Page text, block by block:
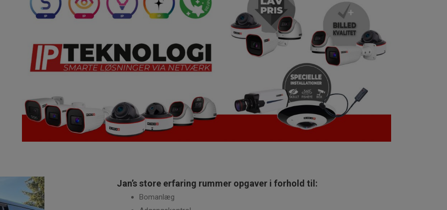
Jan’s store erfaring rummer opgaver i forhold til:
Bomanlæg